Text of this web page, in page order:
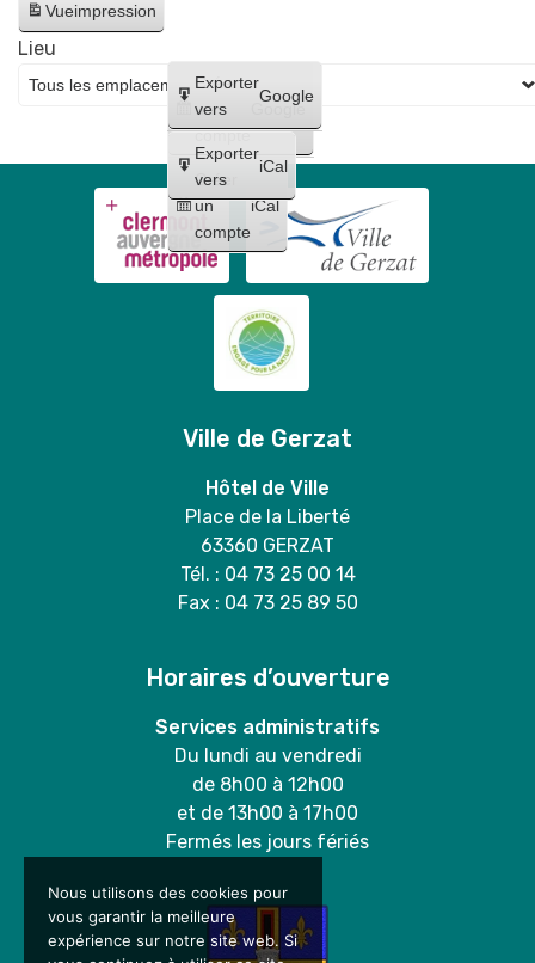
Vueimpression
Créer
un
compte
Google
Créer
un
compte
iCal
Exporter
vers
Google
Exporter
vers
iCal
Lieu
Ville de Gerzat
Hôtel de Ville
Place de la Liberté
63360 GERZAT
Tél. : 04 73 25 00 14
Fax : 04 73 25 89 50
Horaires d’ouverture
Services administratifs
Du lundi au vendredi
de 8h00 à 12h00
et de 13h00 à 17h00
Fermés les jours fériés
Nous utilisons des cookies pour
vous garantir la meilleure
expérience sur notre site web. Si